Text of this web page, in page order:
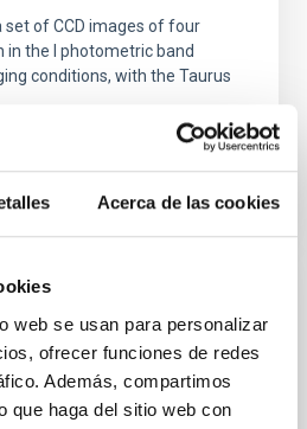
Acerca de las cookies
web se usan para personalizar
ofrecer funciones de redes
Además, compartimos
que haga del sitio web con
set of CCD images of four
in the I photometric band
conditions, with the Taurus
IV. A Triality in the
Galaxies
JWST offers in the near-